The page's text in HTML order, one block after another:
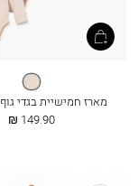
מלנז’
אפור
מארז חמישיית בגדי גוף NB-24M
החל
149.90 ₪